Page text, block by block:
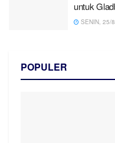
untuk
SENIN, 25/
POPULER